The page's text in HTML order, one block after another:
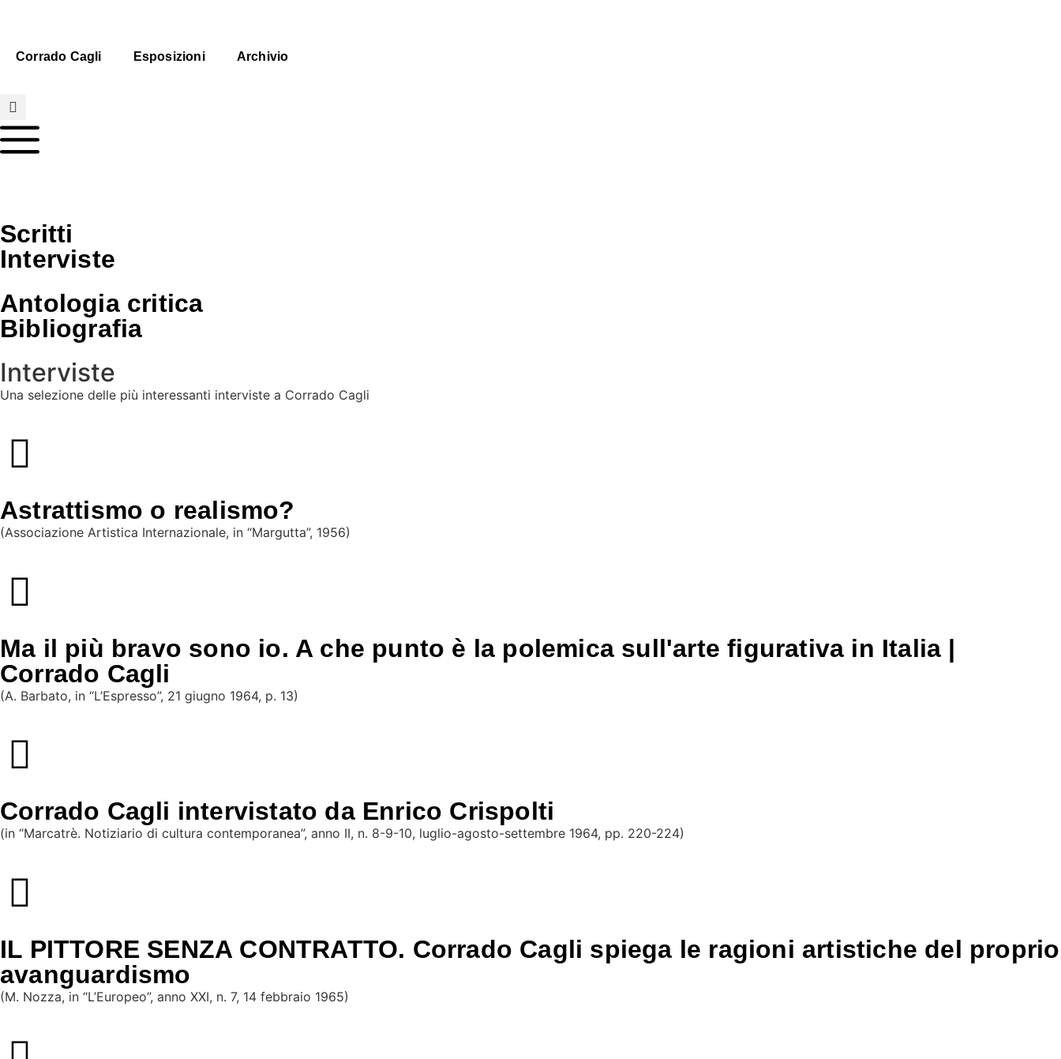
Corrado Cagli Esposizioni Archivio
Scritti
Interviste
Antologia critica
Bibliografia
Interviste
Una selezione delle più interessanti interviste a Corrado Cagli
Astrattismo o realismo?
(Associazione Artistica Internazionale, in “Margutta”, 1956)
Ma il più bravo sono io. A che punto è la polemica sull'arte figurativa in Italia |
Corrado Cagli
(A. Barbato, in “L’Espresso”, 21 giugno 1964, p. 13)
Corrado Cagli intervistato da Enrico Crispolti
(in “Marcatrè. Notiziario di cultura contemporanea”, anno II, n. 8-9-10, luglio-agosto-settembre 1964, pp. 220-224)
IL PITTORE SENZA CONTRATTO. Corrado Cagli spiega le ragioni artistiche del proprio
avanguardismo
(M. Nozza, in “L’Europeo”, anno XXI, n. 7, 14 febbraio 1965)